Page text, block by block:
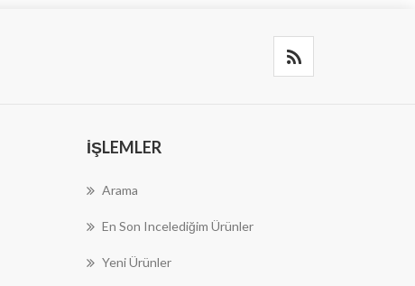
İŞLEMLER
Arama
En Son Incelediğim Ürünler
Yeni Ürünler